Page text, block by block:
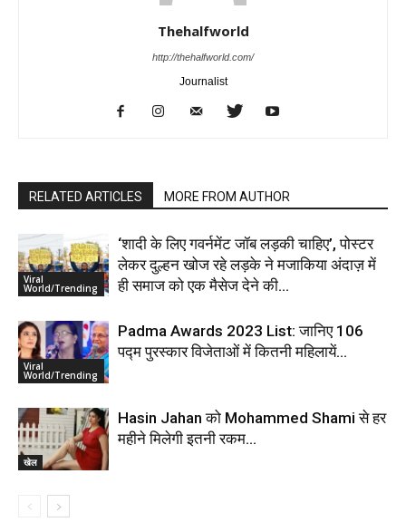
Thehalfworld
http://thehalfworld.com/
Journalist
RELATED ARTICLES MORE FROM AUTHOR
Viral
World/Trending
‘शादी के लिए गवर्नमेंट जॉब लड़की चाहिए’, पोस्टर
लेकर दुल्हन खोज रहे लड़के ने मजाकिया अंदाज़ में
ही समाज को एक मैसेज देने की...
Viral
World/Trending
Padma Awards 2023 List: जानिए 106
पद्म पुरस्कार विजेताओं में कितनी महिलायें…
खेल
Hasin Jahan को Mohammed Shami से हर
महीने मिलेगी इतनी रकम…